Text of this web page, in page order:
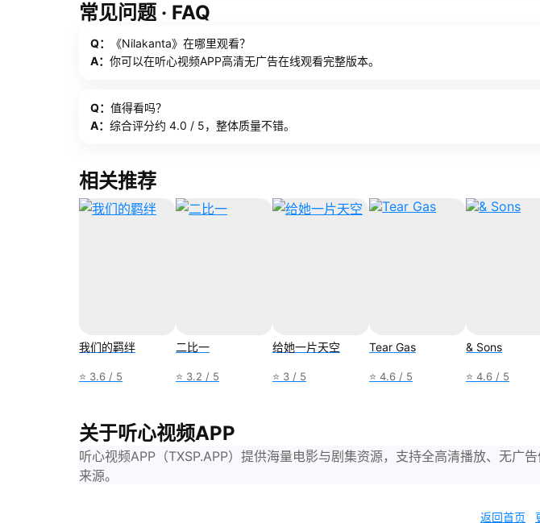
常见问题 · FAQ
Q：
《Nilakanta》在哪里观看？
A： 你可以在听心视频APP高清无广告在线观看完整版本。
Q： 值得看吗？
A： 综合评分约 4.0 / 5，整体质量不错。
相关推荐
我们的羁绊
⭐ 3.6 / 5
二比一
⭐ 3.2 / 5
给她一片天空
⭐ 3 / 5
Tear Gas
⭐ 4.6 / 5
& Sons
⭐ 4.6 / 5
关于听心视频APP
听心视频APP（TXSP.APP）提供海量电影与剧集资源，支持全高清播放、无
来源。
返回首页